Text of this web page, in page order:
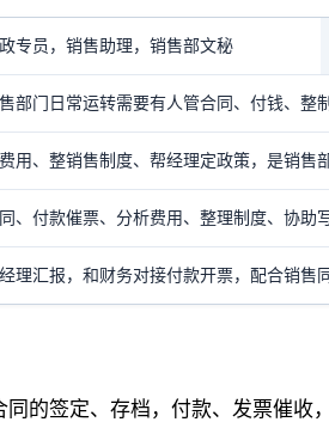
专员，销售助理，销售部文秘
部门日常运转需要有人管合同、付钱、整
用、整销售制度、帮经理定政策，是销售
、付款催票、分析费用、整理制度、协助
理汇报，和财务对接付款开票，配合销售
的签定、存档，付款、发票催收